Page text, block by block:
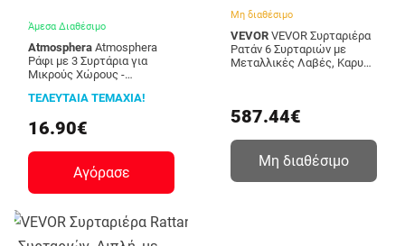
Άμεσα Διαθέσιμο
Atmosphera
Ράφι με 3 Συρτάρια για
Μικρούς Χώρους -
Green
ΤΕΛΕΥΤΑΙΑ ΤΕΜΑΧΙΑ!
16.90€
Αγόρασε
Μη διαθέσιμο
VEVOR
Ρατάν 6 Συρταριών με
Μεταλλικές Λαβές, Καρυδί
587.44€
Μη διαθέσιμο